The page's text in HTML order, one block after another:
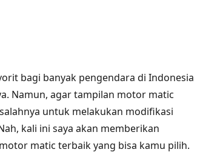
bagi banyak pengendara di Indonesia
Namun, agar tampilan motor matic
untuk melakukan modifikasi
kali ini saya akan memberikan
matic terbaik yang bisa kamu pilih.